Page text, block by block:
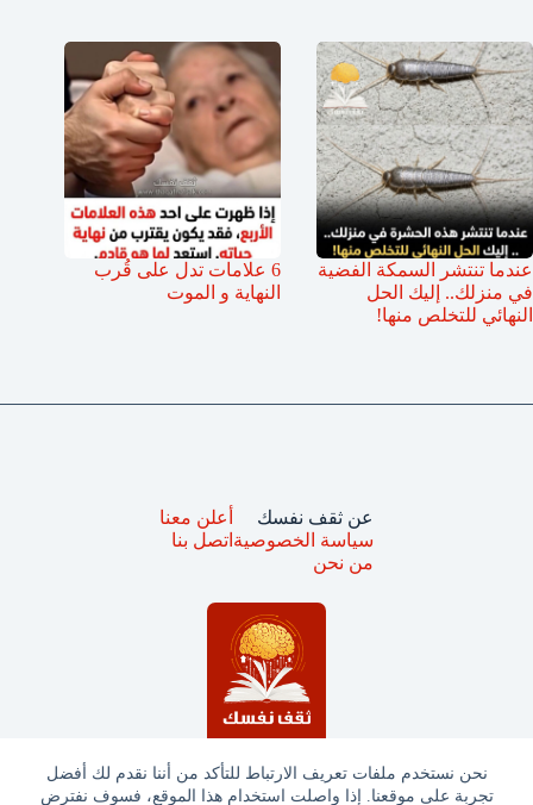
نحن نستخدم ملفات تعريف الارتباط للتأكد من أننا نقدم لك أفضل
تجربة على موقعنا. إذا واصلت استخدام هذا الموقع، فسوف نفترض
عندما تنتشر السمكة الفضية
في منزلك.. إليك الحل
النهائي للتخلص منها!
6 علامات تدل على قُرب
النهاية و الموت
عن ثقف نفسك
سياسة الخصوصية
من نحن
أعلن معنا
اتصل بنا